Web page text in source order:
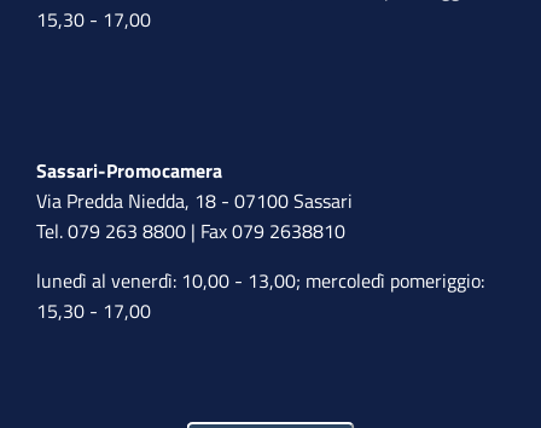
15,30 - 17,00
Sassari-Promocamera
Via Predda Niedda, 18 - 07100 Sassari
Tel. 079 263 8800 | Fax 079 2638810
lunedì al venerdì: 10,00 - 13,00; mercoledì pomeriggio:
15,30 - 17,00